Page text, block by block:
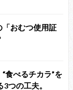
おむつ使用証
食べるチカラ”を
つの工夫。